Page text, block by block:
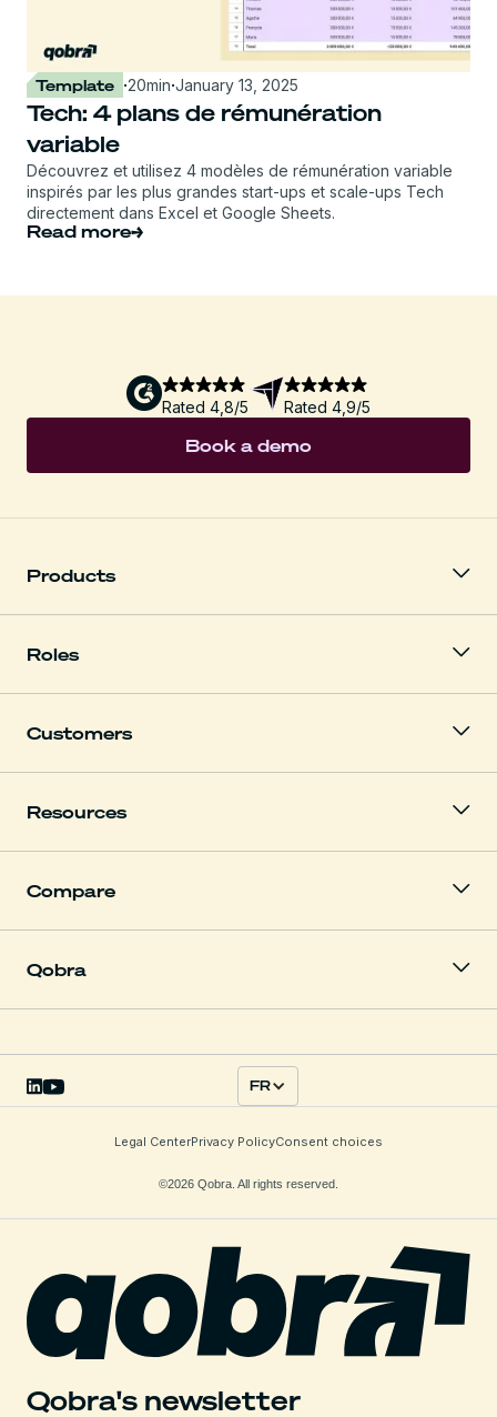
Template ·20min·January 13, 2025
Tech: 4 plans de rémunération
variable
Découvrez et utilisez 4 modèles de rémunération variable
inspirés par les plus grandes start-ups et scale-ups Tech
directement dans Excel et Google Sheets.
Read more
Rated 4,8/5 Rated 4,9/5
Book a demo
Products
Roles
Customers
Resources
Compare
Qobra
©2026 Qobra. All rights reserved.
Legal CenterPrivacy PolicyConsent choices
FR
Qobra's newsletter